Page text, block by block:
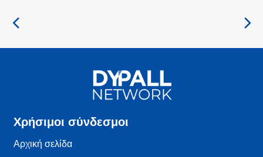
Χρήσιμοι σύνδεσμοι
Αρχική σελίδα